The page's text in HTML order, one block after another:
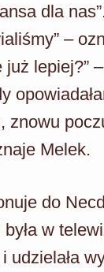
dla
–
już lepiej?”
znowu
Melek.
do
w
udzielała